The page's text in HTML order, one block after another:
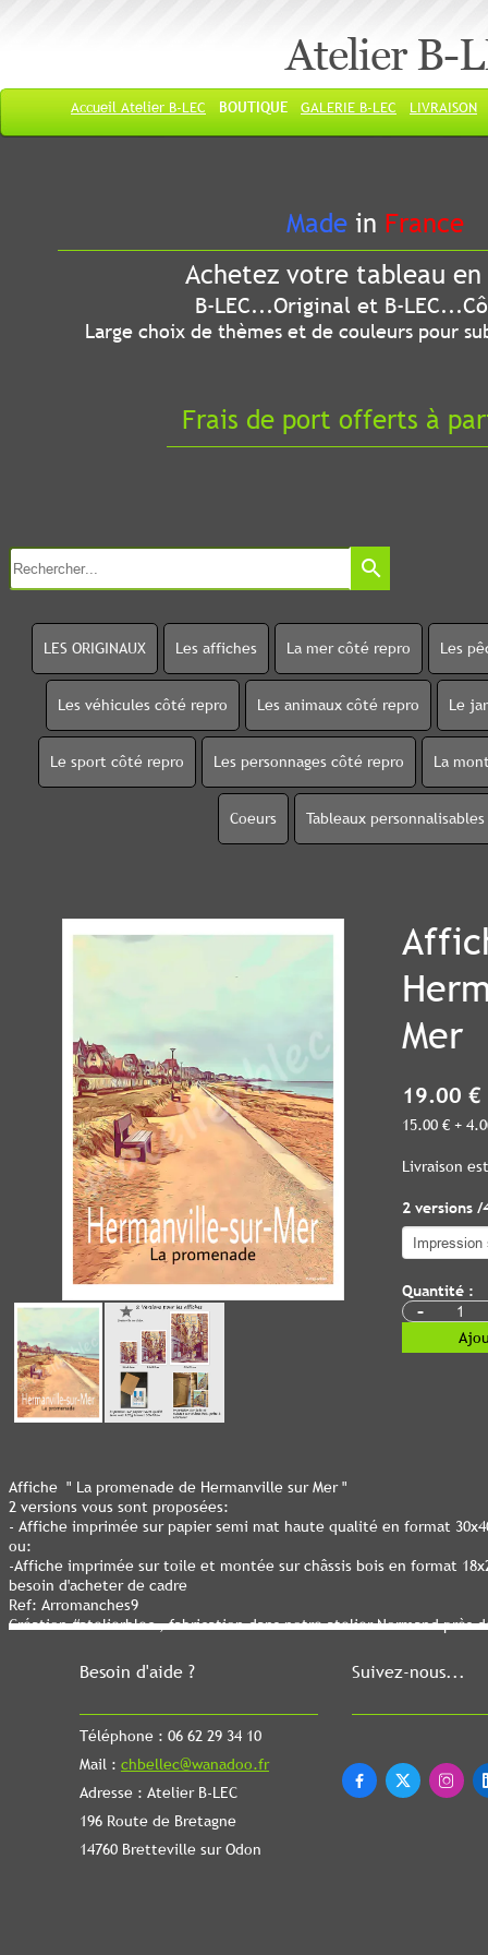
Atelier B-
Accueil Atelier B-LEC BOUTIQUE GALERIE B-LEC LIVRAISON
Besoin d'aide ?
Téléphone : 06 62 29 34 10
Mail : chbellec@wanadoo.fr
Adresse : Atelier B-LEC
196 Route de Bretagne
14760 Bretteville sur Odon
Suivez-nous...
  
Made in France
Achetez votre tableau
B-LEC...Original et B-
Large choix de thèmes et de couleurs pour
Frais de port offerts à
search
LES ORIGINAUX Les affiches La mer côté repro Les
Les véhicules côté repro Les animaux côté repro Le
Le sport côté repro Les personnages côté repro La
Coeurs Tableaux personnalisables
Mer
19.00 €
15.00 € +
Livraison
2 versions
Quantité :
-
Affiche " La promenade de Hermanville sur Mer "
2 versions vous sont proposées:
- Affiche imprimée sur papier semi mat haute qualité en format
ou:
-Affiche imprimée sur toile et montée sur châssis bois en format
besoin d'acheter de cadre
Ref: Arromanches9
Création #atelierblec , fabrication dans notre atelier Normand près